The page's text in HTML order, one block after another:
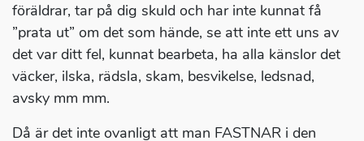
föräldrar, tar på dig skuld och har inte kunnat få
”prata ut” om det som hände, se att inte ett uns av
det var ditt fel, kunnat bearbeta, ha alla känslor det
väcker, ilska, rädsla, skam, besvikelse, ledsnad,
avsky mm mm.
Då är det inte ovanligt att man FASTNAR i den